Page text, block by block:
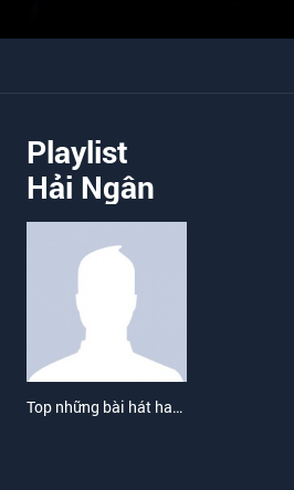
Playlist
Hải Ngân
Top những bài hát hay nhất của Hải Ngân